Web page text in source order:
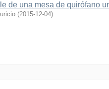
de una mesa de quirófano
(2015-12-04)